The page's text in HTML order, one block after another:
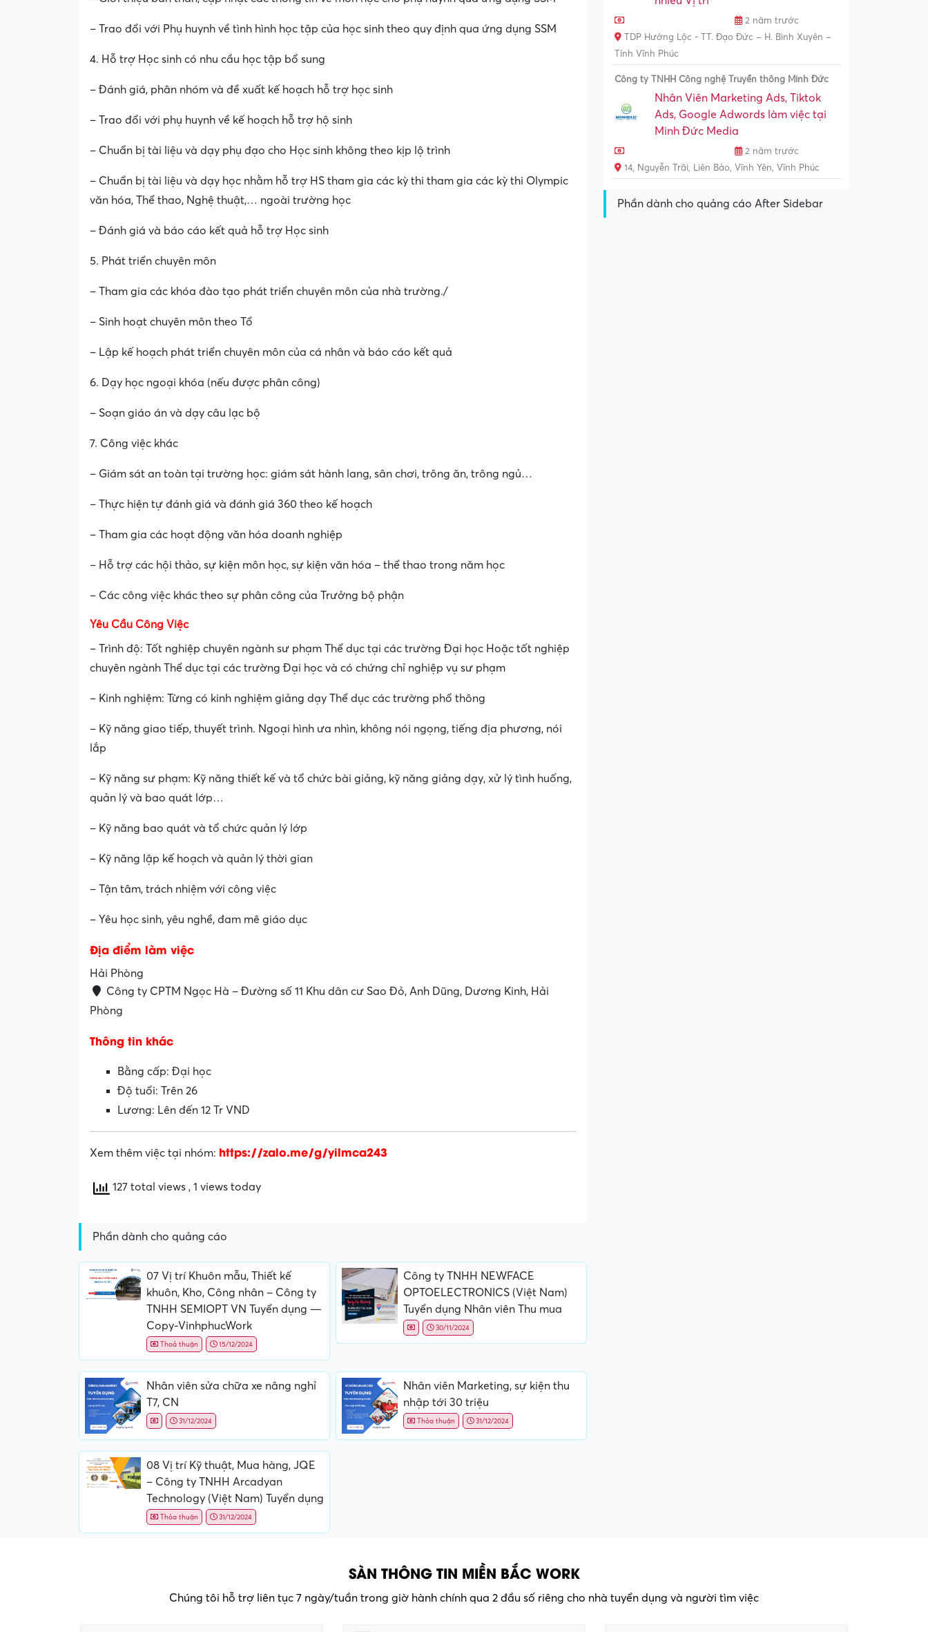
– Trao đổi với Phụ huynh về tình hình học tập của học sinh theo quy định qua ứng dụng SSM
4. Hỗ trợ Học sinh có nhu cầu học tập bổ sung
– Đánh giá, phân nhóm và đề xuất kế hoạch hỗ trợ học sinh
– Trao đổi với phụ huynh về kế hoạch hỗ trợ hộ sinh
– Chuẩn bị tài liệu và dạy phụ đạo cho Học sinh không theo kịp lộ trình
– Chuẩn bị tài liệu và dạy học nhằm hỗ trợ HS tham gia các kỳ thi tham gia các kỳ thi Olympic
văn hóa, Thể thao, Nghệ thuật,… ngoài trường học
– Đánh giá và báo cáo kết quả hỗ trợ Học sinh
5. Phát triển chuyên môn
– Tham gia các khóa đào tạo phát triển chuyên môn của nhà trường./
– Sinh hoạt chuyên môn theo Tổ
– Lập kế hoạch phát triển chuyên môn của cá nhân và báo cáo kết quả
6. Dạy học ngoại khóa (nếu được phân công)
– Soạn giáo án và dạy câu lạc bộ
7. Công việc khác
– Giám sát an toàn tại trường học: giám sát hành lang, sân chơi, trông ăn, trông ngủ…
– Thực hiện tự đánh giá và đánh giá 360 theo kế hoạch
– Tham gia các hoạt động văn hóa doanh nghiệp
– Hỗ trợ các hội thảo, sự kiện môn học, sự kiện văn hóa – thể thao trong năm học
– Các công việc khác theo sự phân công của Trưởng bộ phận
Yêu Cầu Công Việc
– Trình độ: Tốt nghiệp chuyên ngành sư phạm Thể dục tại các trường Đại học Hoặc tốt nghiệp
chuyên ngành Thể dục tại các trường Đại học và có chứng chỉ nghiệp vụ sư phạm
– Kinh nghiệm: Từng có kinh nghiệm giảng dạy Thể dục các trường phổ thông
– Kỹ năng giao tiếp, thuyết trình. Ngoại hình ưa nhìn, không nói ngọng, tiếng địa phương, nói
lắp
– Kỹ năng sư phạm: Kỹ năng thiết kế và tổ chức bài giảng, kỹ năng giảng dạy, xử lý tình huống,
quản lý và bao quát lớp…
– Kỹ năng bao quát và tổ chức quản lý lớp
– Kỹ năng lập kế hoạch và quản lý thời gian
– Tận tâm, trách nhiệm với công việc
– Yêu học sinh, yêu nghề, đam mê giáo dục
Địa điểm làm việc
Hải Phòng
Công ty CPTM Ngọc Hà – Đường số 11 Khu dân cư Sao Đỏ, Anh Dũng, Dương Kinh, Hải
Phòng
Thông tin khác
Bằng cấp: Đại học
Độ tuổi: Trên 26
Lương: Lên đến 12 Tr VND
Xem thêm việc tại nhóm: https://zalo.me/g/yilmca243
127 total views , 1 views today
Phần dành cho quảng cáo
07 Vị trí Khuôn mẫu, Thiết kế
khuôn, Kho, Công nhân – Công ty
TNHH SEMIOPT VN Tuyển dụng —
Copy-VinhphucWork
Thoả thuận 15/12/2024
Công ty TNHH NEWFACE
OPTOELECTRONICS (Việt Nam)
Tuyển dụng Nhân viên Thu mua
30/11/2024
Nhân viên sửa chữa xe nâng nghỉ
T7, CN
31/12/2024
Nhân viên Marketing, sự kiện thu
nhập tới 30 triệu
Thỏa thuận 31/12/2024
08 Vị trí Kỹ thuật, Mua hàng, JQE
– Công ty TNHH Arcadyan
Technology (Việt Nam) Tuyển dụng
Thỏa thuận 31/12/2024
2 năm trước
TDP Hưởng Lộc - TT. Đạo Đức – H. Bình Xuyên –
Tỉnh Vĩnh Phúc
Công ty TNHH Công nghệ Truyền thông Minh Đức
Nhân Viên Marketing Ads, Tiktok
Ads, Google Adwords làm việc tại
Minh Đức Media
2 năm trước
14, Nguyễn Trãi, Liên Bảo, Vĩnh Yên, Vĩnh Phúc
Phần dành cho quảng cáo After Sidebar
SÀN THÔNG TIN MIỀN BẮC WORK
Chúng tôi hỗ trợ liên tục 7 ngày/tuần trong giờ hành chính qua 2 đầu số riêng cho nhà tuyển dụng và người tìm việc